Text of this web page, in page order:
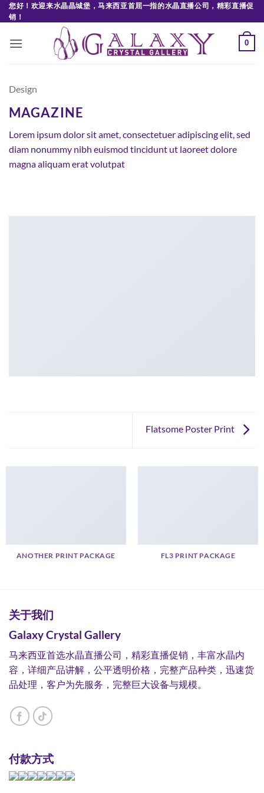
Skip
to
您好！欢迎来水晶晶城堡，马来西亚首屈一指的水晶直播公司，精彩直播促
销！
0
Design
MAGAZINE
Lorem ipsum dolor sit amet, consectetuer adipiscing elit, sed
diam nonummy nibh euismod tincidunt ut laoreet dolore
magna aliquam erat volutpat
Flatsome Poster Print
ANOTHER PRINT PACKAGE FL3 PRINT PACKAGE
关于我们
Galaxy Crystal Gallery
马来西亚首选水晶直播公司，精彩直播促销，丰富水晶内
容，详细产品讲解，公平透明价格，完整产品种类，迅速货
品处理，客户为先服务，完整巨大设备与规模。
付款方式